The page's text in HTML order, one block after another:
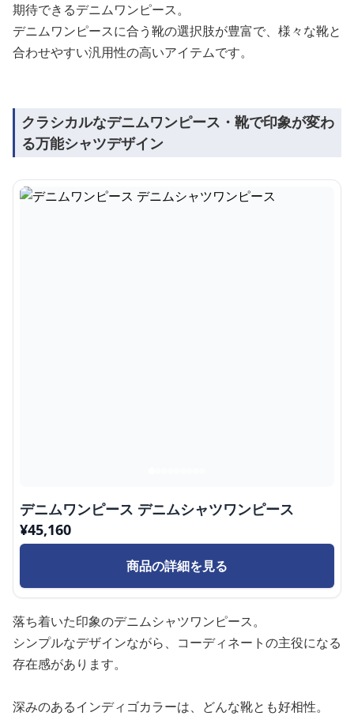
期待できるデニムワンピース。
デニムワンピースに合う靴の選択肢が豊富で、様々な靴と
合わせやすい汎用性の高いアイテムです。
クラシカルなデニムワンピース・靴で印象が変わ
る万能シャツデザイン
デニムワンピース デニムシャツワンピース
¥45,160
商品の詳細を見る
落ち着いた印象のデニムシャツワンピース。
シンプルなデザインながら、コーディネートの主役になる
存在感があります。
深みのあるインディゴカラーは、どんな靴とも好相性。